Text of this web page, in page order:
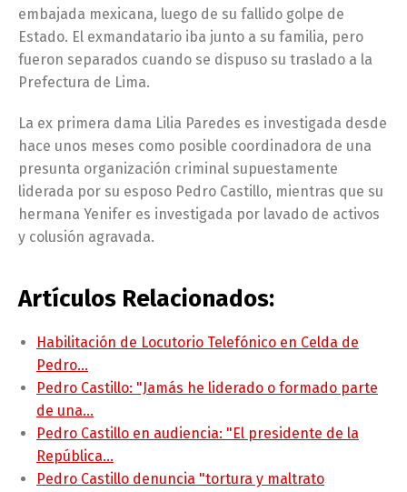
embajada mexicana, luego de su fallido golpe de
Estado. El exmandatario iba junto a su familia, pero
fueron separados cuando se dispuso su traslado a la
Prefectura de Lima.
La ex primera dama Lilia Paredes es investigada desde
hace unos meses como posible coordinadora de una
presunta organización criminal supuestamente
liderada por su esposo Pedro Castillo, mientras que su
hermana Yenifer es investigada por lavado de activos
y colusión agravada.
Artículos Relacionados:
Habilitación de Locutorio Telefónico en Celda de
Pedro…
Pedro Castillo: "Jamás he liderado o formado parte
de una…
Pedro Castillo en audiencia: "El presidente de la
República…
Pedro Castillo denuncia "tortura y maltrato